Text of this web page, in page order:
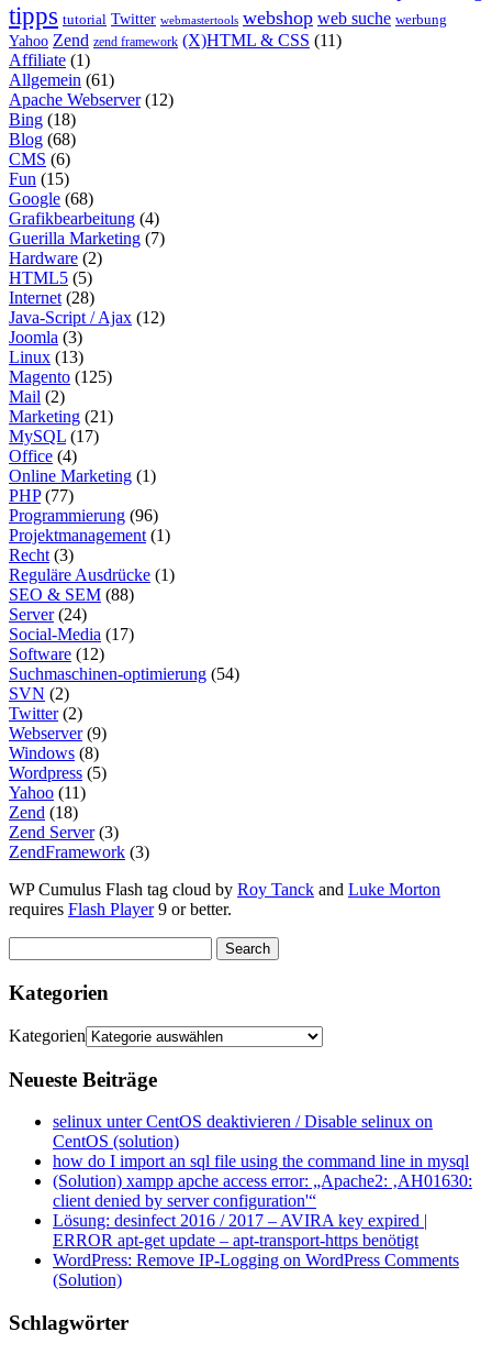
tipps tutorial Twitter webmastertools webshop web suche werbung
Yahoo Zend zend framework (X)HTML & CSS (11)
Affiliate (1)
Allgemein (61)
Apache Webserver(12)
Bing (18)
Blog (68)
CMS (6)
Fun (15)
Google (68)
Grafikbearbeitung (4)
Guerilla Marketing (7)
Hardware (2)
HTML5 (5)
Internet(28)
Java-Script / Ajax (12)
Joomla (3)
Linux (13)
Magento (125)
Mail (2)
Marketing (21)
MySQL (17)
Office (4)
Online Marketing (1)
PHP(77)
Programmierung (96)
Projektmanagement(1)
Recht(3)
Reguläre Ausdrücke (1)
SEO & SEM (88)
Server(24)
Social-Media (17)
Software (12)
Suchmaschinen-optimierung (54)
SVN (2)
Twitter(2)
Webserver(9)
Windows (8)
Wordpress (5)
Yahoo (11)
Zend (18)
Zend Server(3)
ZendFramework (3)
WP Cumulus Flash tag cloud by Roy Tanck and Luke Morton
requires Flash Player9 or better.
Kategorien
Kategorien
Neueste Beiträge
selinux unter CentOS deaktivieren / Disable selinux on
CentOS (solution)
how do I import an sql file using the command line in mysql
(Solution) xampp apche access error: „Apache2: ‚AH01630:
client denied by server configuration'“
Lösung: desinfect 2016 / 2017 – AVIRA key expired |
ERROR apt-get update – apt-transport-https benötigt
WordPress: Remove IP-Logging on WordPress Comments
(Solution)
Schlagwörter